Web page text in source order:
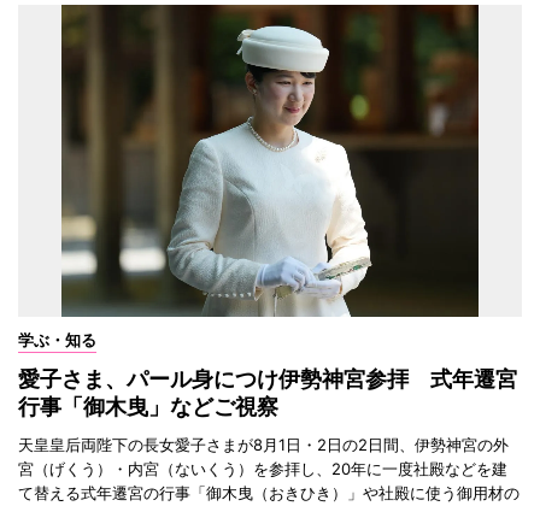
学ぶ・知る
愛子さま、パール身につけ伊勢神宮参拝 式年遷宮
行事「御木曳」などご視察
天皇皇后両陛下の長女愛子さまが8月1日・2日の2日間、伊勢神宮の外
宮（げくう）・内宮（ないくう）を参拝し、20年に一度社殿などを建
て替える式年遷宮の行事「御木曳（おきひき）」や社殿に使う御用材の